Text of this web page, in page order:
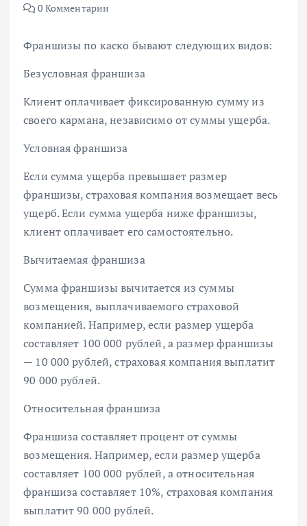
0 Комментарии
Франшизы по каско бывают следующих видов:
Безусловная франшиза
Клиент оплачивает фиксированную сумму из
своего кармана, независимо от суммы ущерба.
Условная франшиза
Если сумма ущерба превышает размер
франшизы, страховая компания возмещает весь
ущерб. Если сумма ущерба ниже франшизы,
клиент оплачивает его самостоятельно.
Вычитаемая франшиза
Сумма франшизы вычитается из суммы
возмещения, выплачиваемого страховой
компанией. Например, если размер ущерба
составляет 100 000 рублей, а размер франшизы
— 10 000 рублей, страховая компания выплатит
90 000 рублей.
Относительная франшиза
Франшиза составляет процент от суммы
возмещения. Например, если размер ущерба
составляет 100 000 рублей, а относительная
франшиза составляет 10%, страховая компания
выплатит 90 000 рублей.